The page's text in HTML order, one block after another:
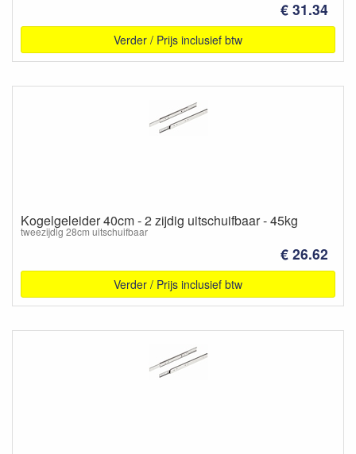
€ 31.34
Verder / Prijs inclusief btw
Kogelgeleider 40cm - 2 zijdig uitschuifbaar - 45kg
tweezijdig 28cm uitschuifbaar
€ 26.62
Verder / Prijs inclusief btw